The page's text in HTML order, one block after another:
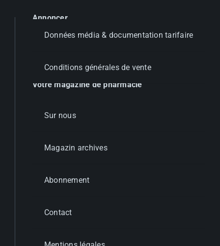
Annoncer
Données média & documentation tarifaire
Conditions générales de vente
Votre magazine de pharmacie
Sur nous
Magazin archives
Abonnement
Contact